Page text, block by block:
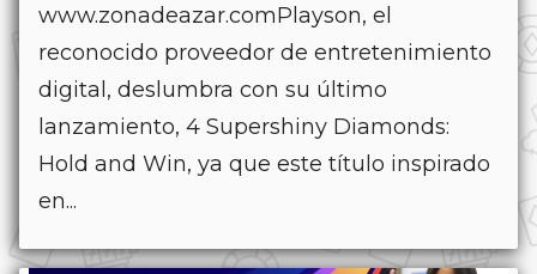
www.zonadeazar.comPlayson, el
reconocido proveedor de entretenimiento
digital, deslumbra con su último
lanzamiento, 4 Supershiny Diamonds:
Hold and Win, ya que este título inspirado
en...